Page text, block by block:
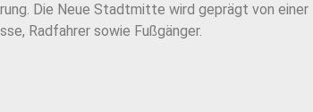
Die Neue Stadtmitte wird geprägt von einer
Radfahrer sowie Fußgänger.